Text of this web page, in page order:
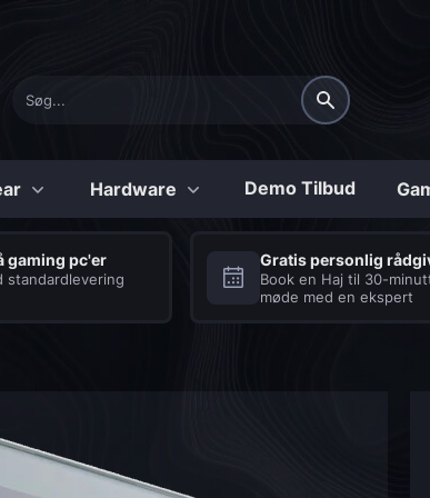
Konfigurerbare
Series
Tilbehør
Laptops
Hardware Demo Tilbud
gaming pc'er
standardlevering
Gratis personlig
Book en Haj til 30-
møde med en ekspert